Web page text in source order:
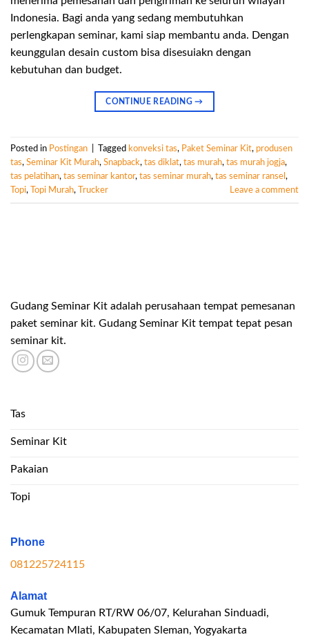
Indonesia. Bagi anda yang sedang membutuhkan
perlengkapan seminar, kami siap membantu anda. Dengan
keunggulan desain custom bisa disesuiakn dengan
kebutuhan dan budget.
CONTINUE READING→
Posted in Postingan Tagged konveksi tas, Paket Seminar Kit, produsen
tas, Seminar Kit Murah, Snapback, tas diklat, tas murah, tas murah jogja,
tas pelatihan, tas seminar kantor, tas seminar murah, tas seminar ransel ,
Topi, Topi Murah, Trucker Leave a comment
Gudang Seminar Kit adalah perusahaan tempat pemesanan
paket seminar kit. Gudang Seminar Kit tempat tepat pesan
seminar kit.
Tas
Seminar Kit
Pakaian
Topi
Phone
081225724115
Alamat
Gumuk Tempuran RT/RW 06/07, Kelurahan Sinduadi,
Kecamatan Mlati, Kabupaten Sleman, Yogyakarta